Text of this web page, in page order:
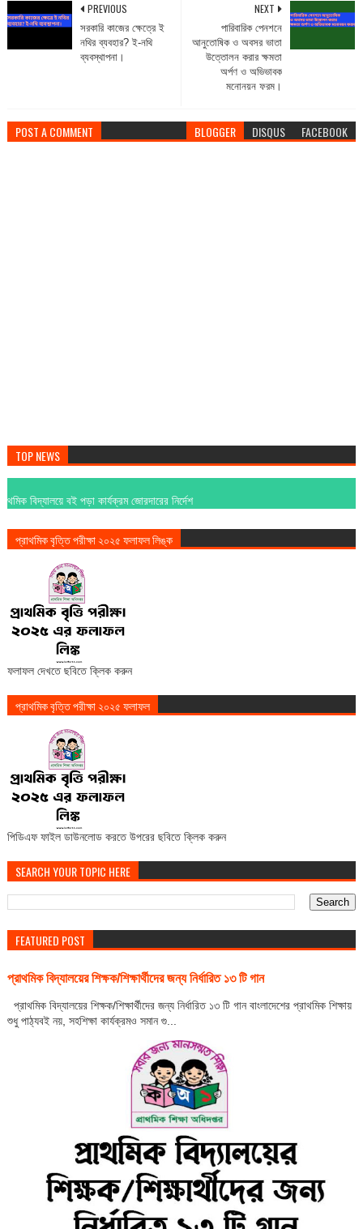
NEXT
পারিবারিক পেনশনে
আনুতোষিক ও অবসর ভাতা
উত্তোলন করার ক্ষমতা
অর্পণ ও অভিভাবক
মনোনয়ন ফরম।
PREVIOUS
সরকারি কাজের ক্ষেত্রে ই
নথির ব্যবহার? ই-নথি
ব্যবস্থাপনা।
POST A COMMENT BLOGGER DISQUS FACEBOOK
TOP NEWS
কার্যক্রম জোরদারের নির্দেশ
প্রাথমিক বৃত্তি পরীক্ষা ২০২৫ ফলাফল লিঙ্ক
ফলাফল দেখতে ছবিতে ক্লিক করুন
প্রাথমিক বৃত্তি পরীক্ষা ২০২৫ ফলাফল
পিডিএফ ফাইল ডাউনলোড করতে উপরের ছবিতে ক্লিক করুন
SEARCH YOUR TOPIC HERE
FEATURED POST
প্রাথমিক বিদ্যালয়ের শিক্ষক/শিক্ষার্থীদের জন্য নির্ধারিত ১৩ টি গান
প্রাথমিক বিদ্যালয়ের শিক্ষক/শিক্ষার্থীদের জন্য নির্ধারিত ১৩ টি গান বাংলাদেশের প্রাথমিক শিক্ষায়
শুধু পাঠ্যবই নয়, সহশিক্ষা কার্যক্রমও সমান গু...